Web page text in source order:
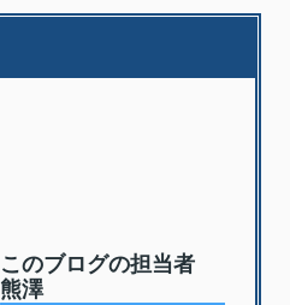
このブログの担当者
熊澤